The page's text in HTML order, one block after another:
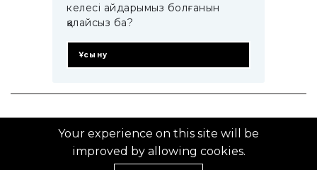
келесі айдарымыз болғанын
қалайсыз ба?
Ұсыну
© 2014–2025 ZTB.KZ
Your experience on this site will be
improved by allowing cookies.